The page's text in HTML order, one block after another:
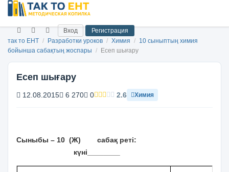
Вход
Регистрация
так то ЕНТ / Разработки уроков / Химия / 10 сыныптың химия
бойынша сабақтың жоспары / Есеп шығару
Есеп шығару
12.08.2015 6 270 0 2.6 Химия
Сыныбы – 10 (Ж) сабақ реті:
күні________